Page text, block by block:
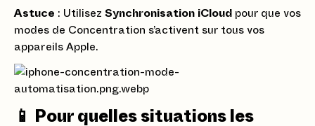
Astuce : Utilisez Synchronisation iCloud pour que vos
modes de Concentration s’activent sur tous vos
appareils Apple.
📱 Pour quelles situations les